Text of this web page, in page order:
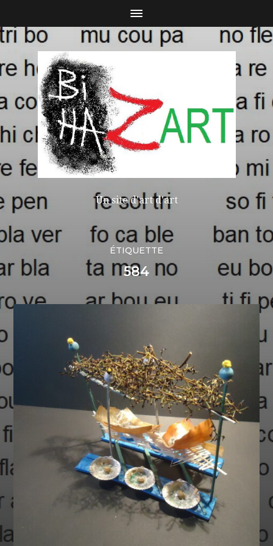
Un site d'art d'art
ÉTIQUETTE
584